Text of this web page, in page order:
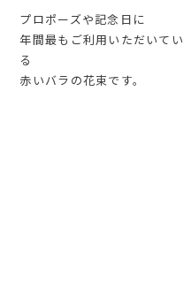
プロポーズや記念日に
年間最もご利用いただいてい
る
赤いバラの花束です。